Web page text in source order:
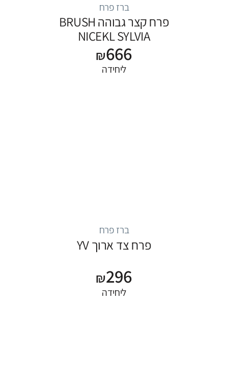
ברז פרח
פרח קצר גבוהה BRUSH
NICEKL SYLVIA
₪666
ליחידה
ברז פרח
פרח צד ארוך YV
₪296
ליחידה